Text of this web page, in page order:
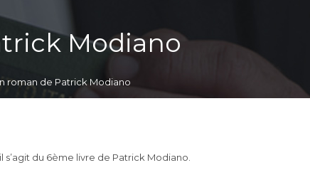
Modiano
roman de Patrick Modiano
du 6ème livre de Patrick Modiano.